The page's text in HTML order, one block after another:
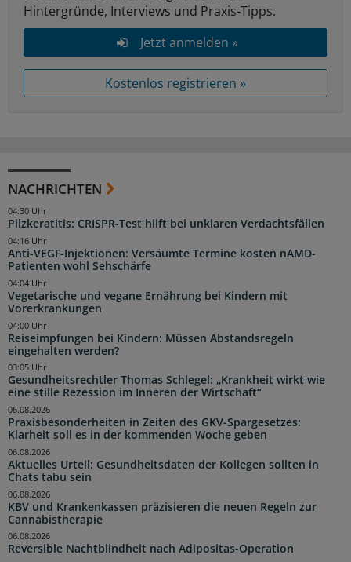
Hintergründe, Interviews und Praxis-Tipps.
Jetzt anmelden »
Kostenlos registrieren »
NACHRICHTEN
Pilzkeratitis: CRISPR-Test hilft bei unklaren Verdachtsfällen
04:30 Uhr
Anti-VEGF-Injektionen: Versäumte Termine kosten nAMD-
Patienten wohl Sehschärfe
04:16 Uhr
Vegetarische und vegane Ernährung bei Kindern mit
Vorerkrankungen
04:04 Uhr
Reiseimpfungen bei Kindern: Müssen Abstandsregeln
eingehalten werden?
04:00 Uhr
Gesundheitsrechtler Thomas Schlegel: „Krankheit wirkt wie
eine stille Rezession im Inneren der Wirtschaft“
03:05 Uhr
Praxisbesonderheiten in Zeiten des GKV-Spargesetzes:
Klarheit soll es in der kommenden Woche geben
06.08.2026
Aktuelles Urteil: Gesundheitsdaten der Kollegen sollten in
Chats tabu sein
06.08.2026
KBV und Krankenkassen präzisieren die neuen Regeln zur
Cannabistherapie
06.08.2026
Reversible Nachtblindheit nach Adipositas-Operation
06.08.2026